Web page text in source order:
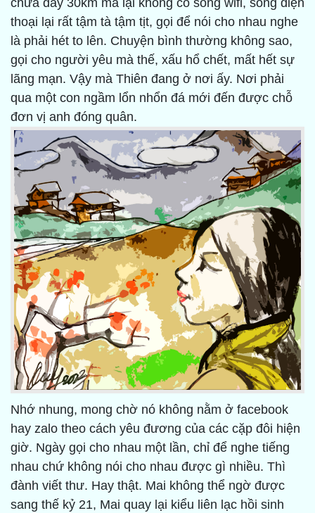
chưa đầy 30km mà lại không có sóng wifi, sóng điện
thoại lại rất tậm tà tậm tịt, gọi để nói cho nhau nghe
là phải hét to lên. Chuyện bình thường không sao,
gọi cho người yêu mà thế, xấu hổ chết, mất hết sự
lãng mạn. Vậy mà Thiên đang ở nơi ấy. Nơi phải
qua một con ngầm lổn nhổn đá mới đến được chỗ
đơn vị anh đóng quân.
Nhớ nhung, mong chờ nó không nằm ở facebook
hay zalo theo cách yêu đương của các cặp đôi hiện
giờ. Ngày gọi cho nhau một lần, chỉ để nghe tiếng
nhau chứ không nói cho nhau được gì nhiều. Thì
đành viết thư. Hay thật. Mai không thể ngờ được
sang thế kỷ 21, Mai quay lại kiểu liên lạc hồi sinh